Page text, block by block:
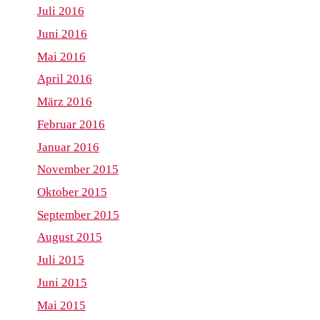
Juli 2016
Juni 2016
Mai 2016
April 2016
März 2016
Februar 2016
Januar 2016
November 2015
Oktober 2015
September 2015
August 2015
Juli 2015
Juni 2015
Mai 2015